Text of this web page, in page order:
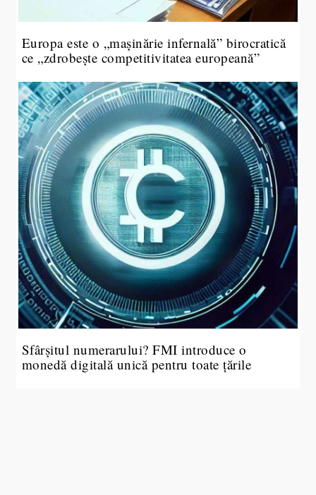
Europa este o „mașinărie infernală” birocratică
ce „zdrobește competitivitatea europeană”
Sfârșitul numerarului? FMI introduce o
monedă digitală unică pentru toate țările